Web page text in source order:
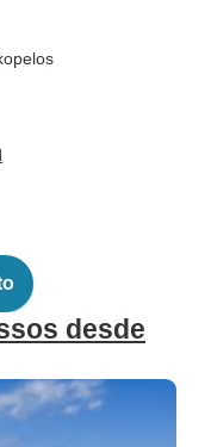
desde